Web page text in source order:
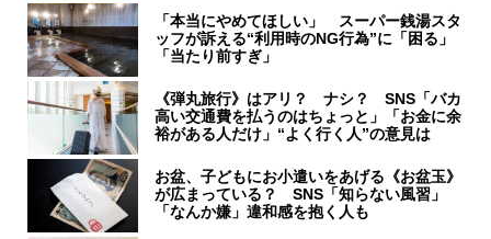
「本当にやめてほしい」 スーパー銭湯スタ
ッフが訴える“利用時のNG行為”に「困る」
「当たり前すぎ」
《弾丸旅行》はアリ？ ナシ？ SNS「バカ
高い交通費を払うのはちょっと」「お金に余
裕がある人だけ」“よく行く人”の意見は
お盆、子どもにお小遣いをあげる《お盆玉》
が広まっている？ SNS「知らない風習」
「なんか嫌」違和感を抱く人も